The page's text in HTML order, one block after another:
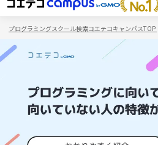
プログラミングスクール検索コエテコキャンパスTOP